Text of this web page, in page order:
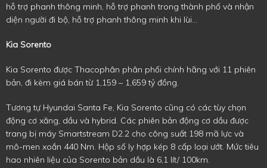
hỗ trợ phanh thông minh, hỗ trợ phanh trong thành phố và nhận
diện người đi bộ, hỗ trợ phanh thông minh khi lùi...
Kia Sorento
Kia Sorento được Thacophân phân phối chính hãng với 11 phiên
bản, đi kèm giá bán từ 1,159 – 1,659 tỷ đồng.
Tương tự Hyundai Santa Fe, Kia Sorento cũng có các tùy chọn
động cơ xăng, dầu và hybrid. Các phiên bản động cơ dầu được
trang bị máy Smartstream D2.2 cho công suất 198 mã lực và
mô-men xoắn 440 Nm. Hộp số ly hợp kép 8 cấp loại ướt. Mức tiêu
hao nhiên liệu của Sorento bản dầu là 6,1 lít/ 100km.